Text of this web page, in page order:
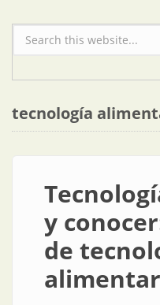
Formulario de búsqueda
tecnología
y
de